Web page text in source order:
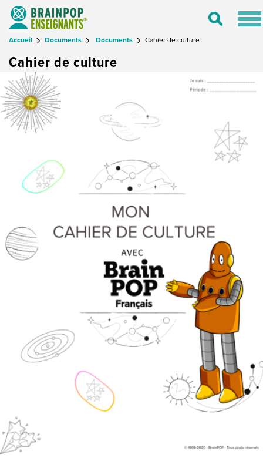
Toggle
Accueil Documents Documents Cahier de culture
Cahier de culture